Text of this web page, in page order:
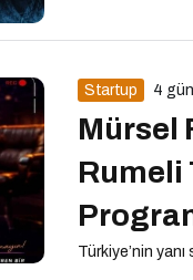
Startup 4
Mürsel
Rumeli
Türkiye’nin